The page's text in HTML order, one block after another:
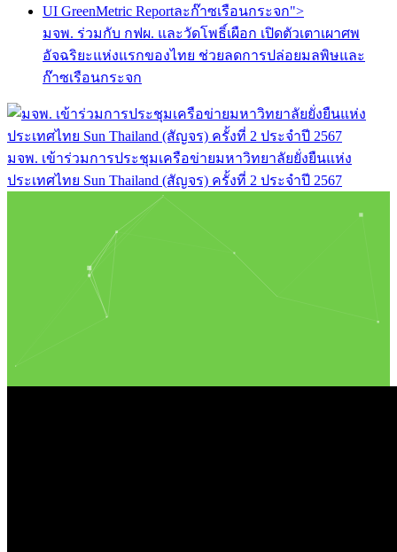
UI GreenMetric Reportละก๊าซเรือนกระจก">
มจพ. ร่วมกับ กฟผ. และวัดโพธิ์เผือก เปิดตัวเตาเผาศพ
อัจฉริยะแห่งแรกของไทย ช่วยลดการปล่อยมลพิษและ
ก๊าซเรือนกระจก
มจพ. เข้าร่วมการประชุมเครือข่ายมหาวิทยาลัยยั่งยืนแห่ง
ประเทศไทย Sun Thailand (สัญจร) ครั้งที่ 2 ประจำปี 2567